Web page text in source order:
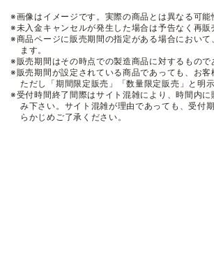
※画像はイメージです。実際の商品とは異なる可能
※未入金キャンセルが発生した場合は予告なく再
※商品ページに販売期間の指定がある場合におい
ます。
※販売期間はその時点での製造商品に対するもの
※販売期間が設定されている商品であっても、お
ただし「期間限定販売」「数量限定販売」と明
※受付時間終了間際はサイト混雑により、時間内
み下さい。サイト混雑が理由であっても、受付
らかじめご了承ください。